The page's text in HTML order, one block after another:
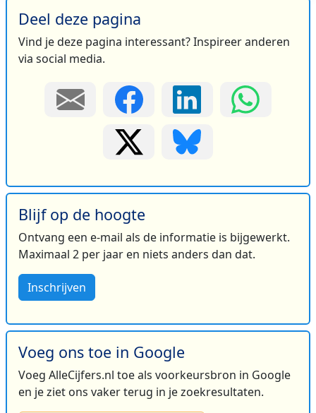
Deel deze pagina
Vind je deze pagina interessant? Inspireer anderen
via social media.
Blijf op de hoogte
Ontvang een e-mail als de informatie is bijgewerkt.
Maximaal 2 per jaar en niets anders dan dat.
Inschrijven
Voeg ons toe in Google
Voeg AlleCijfers.nl toe als voorkeursbron in Google
en je ziet ons vaker terug in je zoekresultaten.